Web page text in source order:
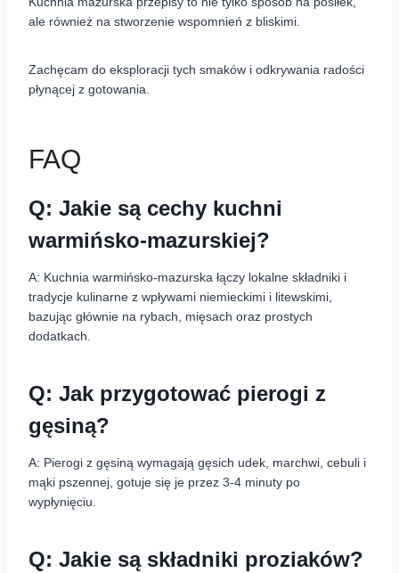
ale również na stworzenie wspomnień z bliskimi.
Zachęcam do eksploracji tych smaków i odkrywania radości
płynącej z gotowania.
FAQ
Q: Jakie są cechy kuchni
warmińsko-mazurskiej?
A: Kuchnia warmińsko-mazurska łączy lokalne składniki i
tradycje kulinarne z wpływami niemieckimi i litewskimi,
bazując głównie na rybach, mięsach oraz prostych
dodatkach.
Q: Jak przygotować pierogi z
gęsiną?
A: Pierogi z gęsiną wymagają gęsich udek, marchwi, cebuli i
mąki pszennej, gotuje się je przez 3-4 minuty po
wypłynięciu.
Q: Jakie są składniki proziaków?